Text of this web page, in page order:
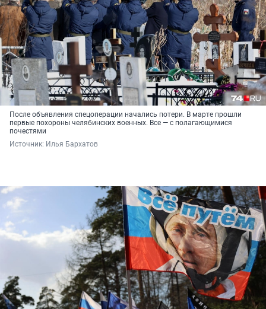
После объявления спецоперации начались потери. В марте прошли
первые похороны челябинских военных. Все — с полагающимися
почестями
Источник: Илья Бархатов